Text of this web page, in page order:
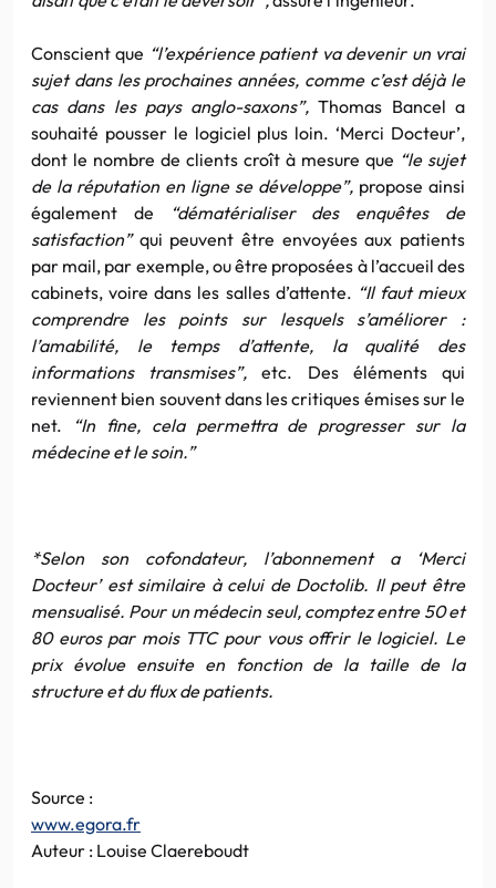
Conscient que “l’expérience patient va devenir un vrai
sujet dans les prochaines années, comme c’est déjà le
cas dans les pays anglo-saxons”, Thomas Bancel a
souhaité pousser le logiciel plus loin. ‘Merci Docteur’,
dont le nombre de clients croît à mesure que “le sujet
de la réputation en ligne se développe”, propose ainsi
également de “dématérialiser des enquêtes de
satisfaction”qui peuvent être envoyées aux patients
par mail, par exemple, ou être proposées à l’accueil des
cabinets, voire dans les salles d’attente. “Il faut mieux
comprendre les points sur lesquels s’améliorer :
l’amabilité, le temps d’attente, la qualité des
informations transmises”,etc. Des éléments qui
reviennent bien souvent dans les critiques émises sur le
net.
“In fine, cela permettra de progresser sur la
médecine et le soin.”
*Selon son cofondateur, l’abonnement a ‘Merci
Docteur’ est similaire à celui de Doctolib. Il peut être
mensualisé. Pour un médecin seul, comptez entre 50 et
80 euros par mois TTC pour vous offrir le logiciel. Le
prix évolue ensuite en fonction de la taille de la
structure et du flux de patients.
Source :
www.egora.fr
Auteur : Louise Claereboudt